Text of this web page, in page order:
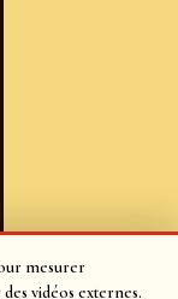
mesurer
vidéos externes.